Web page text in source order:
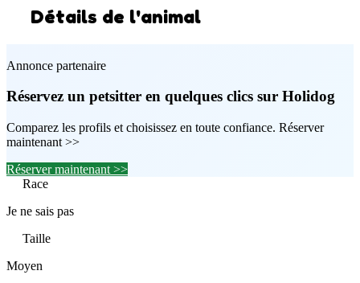
Détails de l'animal
Annonce partenaire
Réservez un petsitter en quelques clics sur Holidog
Comparez les profils et choisissez en toute confiance. Réserver
maintenant >>
Réserver maintenant >>
Race
Je ne sais pas
Taille
Moyen